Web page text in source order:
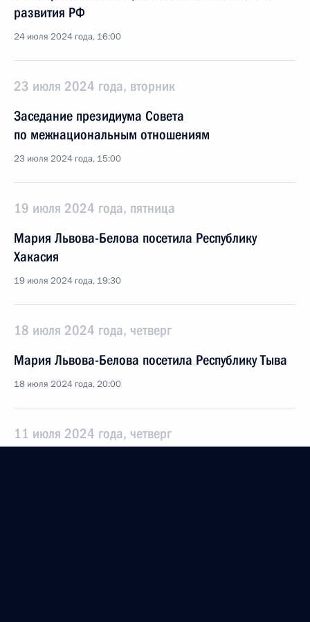
развития РФ
24 июля 2024 года, 16:00
23 июля 2024 года, вторник
Заседание президиума Совета
по межнациональным отношениям
23 июля 2024 года, 15:00
19 июля 2024 года, пятница
Мария Львова-Белова посетила Республику
Хакасия
19 июля 2024 года, 19:30
18 июля 2024 года, четверг
Мария Львова-Белова посетила Республику Тыва
18 июля 2024 года, 20:00
11 июля 2024 года, четверг